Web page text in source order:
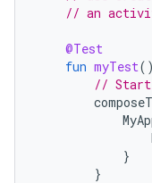
// an
@Test
fun myTest()
// Start
}
}